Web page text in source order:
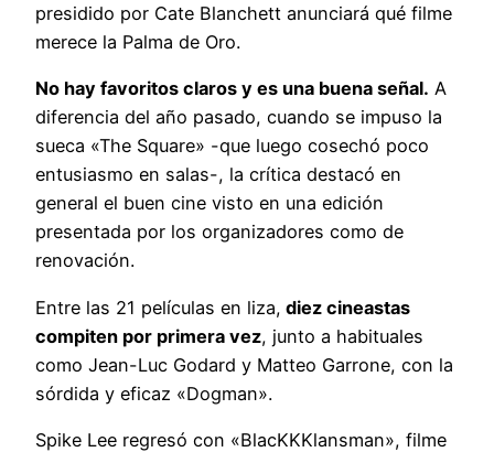
presidido por Cate Blanchett anunciará qué filme
merece la Palma de Oro.
No hay favoritos claros y es una buena señal. A
diferencia del año pasado, cuando se impuso la
sueca «The Square» -que luego cosechó poco
entusiasmo en salas-, la crítica destacó en
general el buen cine visto en una edición
presentada por los organizadores como de
renovación.
Entre las 21 películas en liza, diez cineastas
compiten por primera vez, junto a habituales
como Jean-Luc Godard y Matteo Garrone, con la
sórdida y eficaz «Dogman».
Spike Lee regresó con «BlacKKKlansman», filme